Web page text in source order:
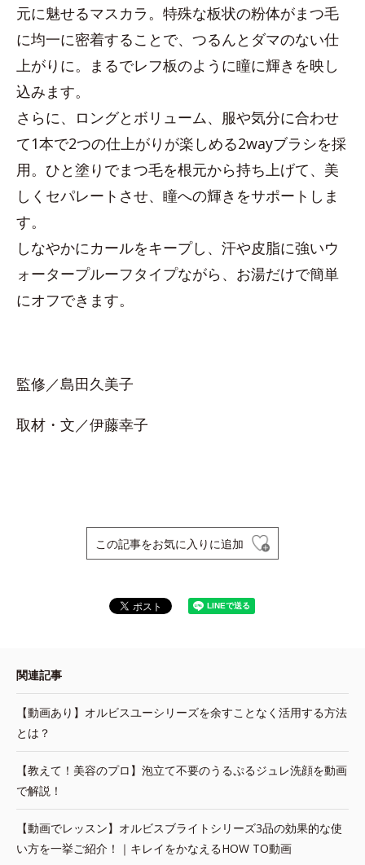
元に魅せるマスカラ。特殊な板状の粉体がまつ毛
に均一に密着することで、つるんとダマのない仕
上がりに。まるでレフ板のように瞳に輝きを映し
込みます。
さらに、ロングとボリューム、服や気分に合わせ
て1本で2つの仕上がりが楽しめる2wayブラシを採
用。ひと塗りでまつ毛を根元から持ち上げて、美
しくセパレートさせ、瞳への輝きをサポートしま
す。
しなやかにカールをキープし、汗や皮脂に強いウ
ォータープルーフタイプながら、お湯だけで簡単
にオフできます。
監修／島田久美子
取材・文／伊藤幸子
この記事をお気に入りに追加
関連記事
【動画あり】オルビスユーシリーズを余すことなく活用する方法
とは？
【教えて！美容のプロ】泡立て不要のうるぷるジュレ洗顔を動画
で解説！
【動画でレッスン】オルビスブライトシリーズ3品の効果的な使
い方を一挙ご紹介！｜キレイをかなえるHOW TO動画